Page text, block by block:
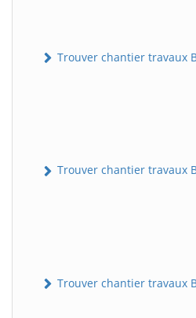
Trouver chantier travaux
Trouver chantier travaux
Trouver chantier travaux